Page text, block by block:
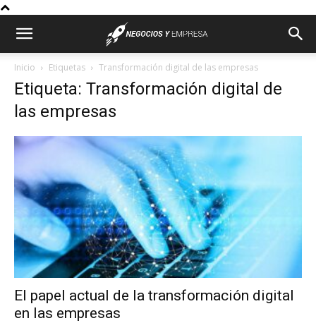
Inicio Etiquetas Transformación digital de las empresas
Etiqueta: Transformación digital de
las empresas
El papel actual de la transformación digital
en las empresas